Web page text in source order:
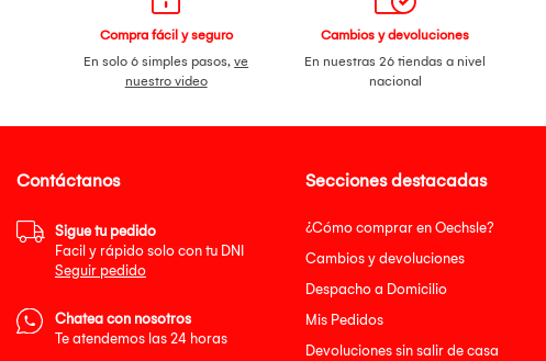
Compra fácil y seguro
En solo 6 simples pasos,ve
nuestro video
Cambios y devoluciones
En nuestras 26 tiendas a nivel
nacional
Secciones destacadas
¿Cómo comprar en Oechsle?
Cambios y devoluciones
Despacho a Domicilio
Mis Pedidos
Devoluciones sin salir de casa
Contáctanos
Sigue tu pedido
Facil y rápido solo con tu DNI
Seguir pedido
Chatea con nosotros
Te atendemos las 24 horas